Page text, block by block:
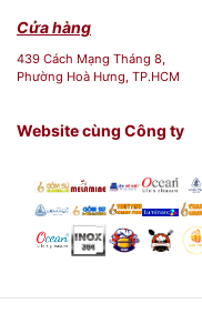
Cửa hàng
439 Cách Mạng Tháng 8,
Phường Hoà Hưng, TP.HCM
Website cùng Công ty